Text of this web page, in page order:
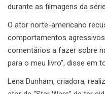
durante as filmagens da
O ator norte-americano
comportamentos
comentários a fazer sobre
para o meu livro”, disse em
Lena Dunham, criadora,